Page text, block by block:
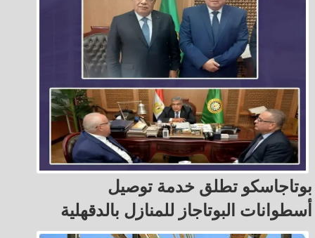
بوتاجاسكو تطلق خدمة توصيل
أسطوانات البوتاجاز للمنازل بالدقهلية